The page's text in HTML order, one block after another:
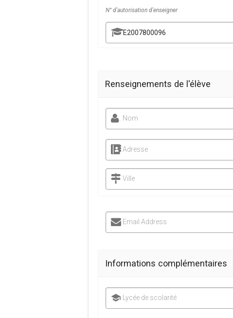
N° d'autorisation d'enseigner
Renseignements de l'élève
Nom
Adresse
Ville
Email Address
Informations complémentaires
Lycée de scolarité